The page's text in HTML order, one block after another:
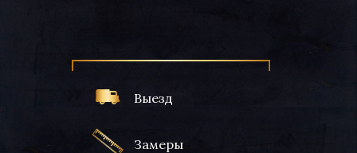
Выезд
Замеры